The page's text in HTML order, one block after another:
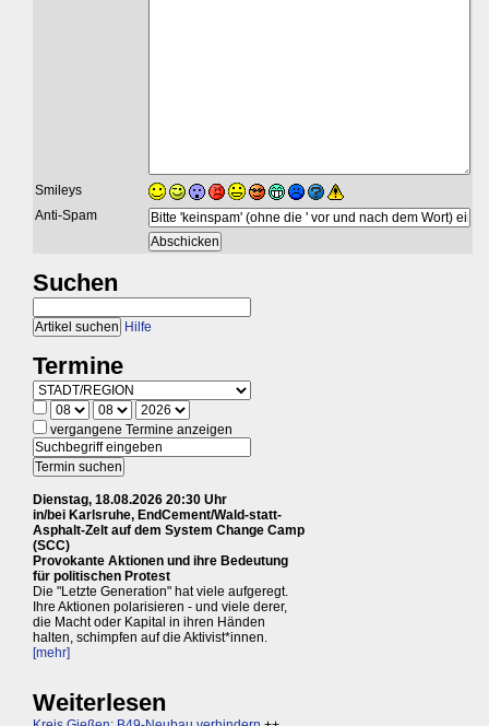
Smileys
Anti-Spam
Suchen
Hilfe
Termine
vergangene Termine anzeigen
Dienstag, 18.08.2026 20:30 Uhr
in/bei Karlsruhe, EndCement/Wald-statt-
Asphalt-Zelt auf dem System Change Camp
(SCC)
Provokante Aktionen und ihre Bedeutung
für politischen Protest
Die "Letzte Generation" hat viele aufgeregt.
Ihre Aktionen polarisieren - und viele derer,
die Macht oder Kapital in ihren Händen
halten, schimpfen auf die Aktivist*innen.
[mehr]
Weiterlesen